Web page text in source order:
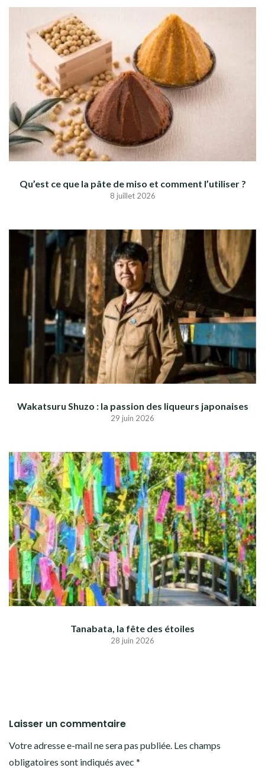
Qu’est ce que la pâte de miso et comment l’utiliser ?
8 juillet 2026
Wakatsuru Shuzo : la passion des liqueurs japonaises
29 juin 2026
Tanabata, la fête des étoiles
28 juin 2026
Laisser un commentaire
Votre adresse e-mail ne sera pas publiée. Les champs
obligatoires sont indiqués avec *